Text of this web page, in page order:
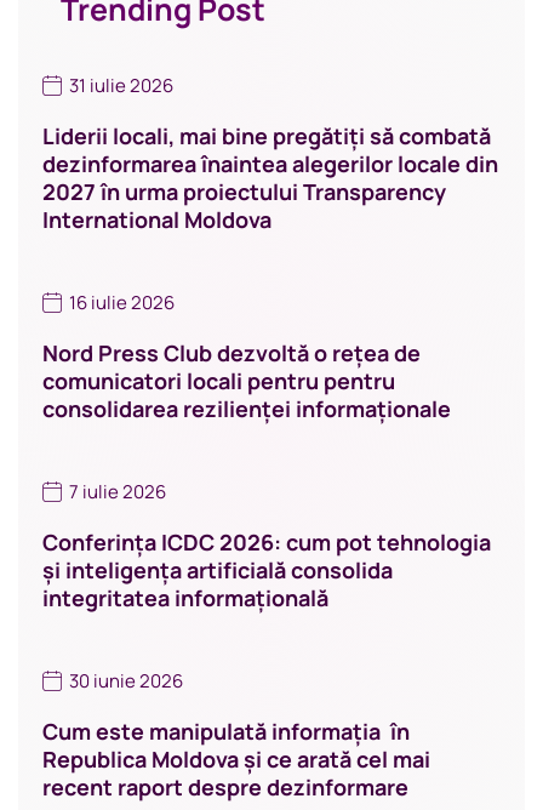
Trending Post
31 iulie 2026
Liderii locali, mai bine pregătiți să combată
dezinformarea înaintea alegerilor locale din
2027 în urma proiectului Transparency
International Moldova
16 iulie 2026
Nord Press Club dezvoltă o rețea de
comunicatori locali pentru pentru
consolidarea rezilienței informaționale
7 iulie 2026
Conferința ICDC 2026: cum pot tehnologia
și inteligența artificială consolida
integritatea informațională
30 iunie 2026
Cum este manipulată informația în
Republica Moldova și ce arată cel mai
recent raport despre dezinformare